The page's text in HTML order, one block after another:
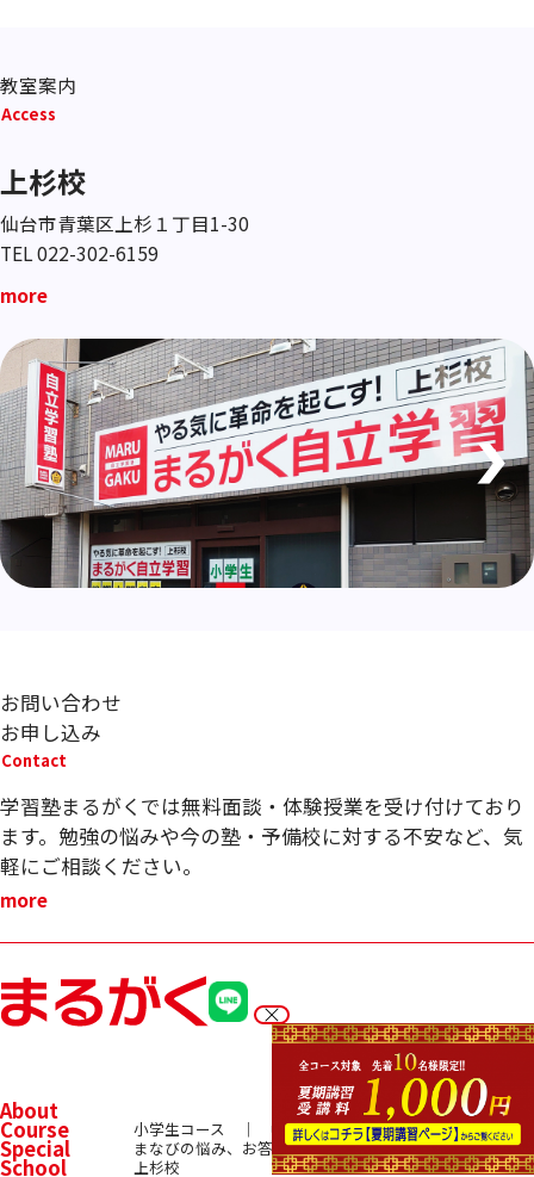
教室案内
Access
上杉校
仙台市青葉区上杉１丁目1-30
TEL 022-302-6159
more
お問い合わせ
お申し込み
Contact
学習塾まるがくでは無料面談・体験授業を受け付けており
ます。勉強の悩みや今の塾・予備校に対する不安など、気
軽にご相談ください。
more
About
Course 小学生コース 中学生コース 高校生コース
Special まなびの悩み、お答えします！
School 上杉校